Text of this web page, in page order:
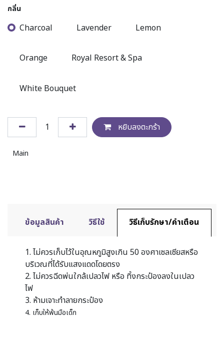
กลิ่น
Charcoal Lavender Lemon
Orange Royal Resort & Spa
White Bouquet
หยิบลงตะกร้า
Main
ข้อมูลสินค้า วิธีใช้ วิธีเก็บรักษา/คำเตือน
1. ไม่ควรเก็บไว้ในอุณหภูมิสูงเกิน 50 องศาเซลเซียสหรือ
บริเวณที่ได้รับแสงแดดโดยตรง
2. ไม่ควรฉีดพ่นใกล้เปลวไฟ หรือ ทิ้งกระป๋องลงในเปลว
ไฟ
3. ห้ามเจาะทำลายกระป๋อง
4. เก็บให้พ้นมือเด็ก